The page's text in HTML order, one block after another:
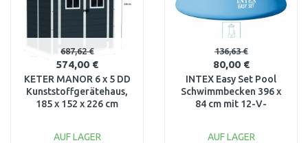
687,62 €
574,00 €
KETER MANOR 6 x 5 DD
Kunststoffgerätehaus,
185 x 152 x 226 cm
AUF LAGER
136,63 €
80,00 €
INTEX Easy Set Pool
Schwimmbecken 396 x
84 cm mit 12-V-
AUF LAGER